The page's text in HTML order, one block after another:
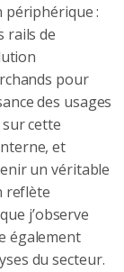
périphérique :
rails de
pour
des usages
cette
et
un véritable
reflète
j’observe
également
du secteur.